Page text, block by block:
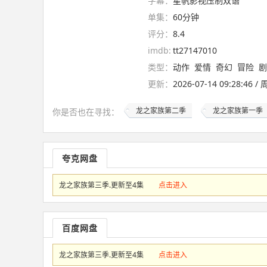
单集： 60分钟
评分： 8.4
imdb: tt27147010
类型： 动作 爱情 奇幻 冒险
更新： 2026-07-14 09:28:46 /
你是否也在寻找： 龙之家族第二季 龙之家族第一季
夸克网盘
龙之家族第三季.更新至4集 点击进入
百度网盘
龙之家族第三季.更新至4集 点击进入